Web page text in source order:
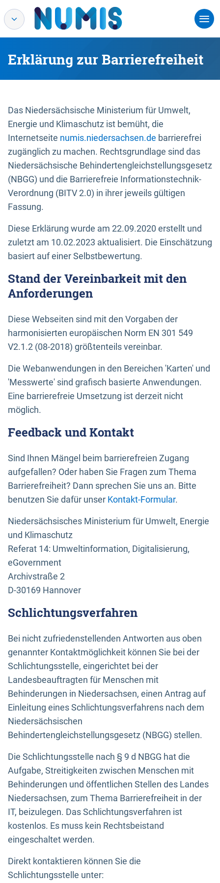
Erklärung zur Barrierefreiheit
Das Niedersächsische Ministerium für Umwelt,
Energie und Klimaschutz ist bemüht, die
Internetseite numis.niedersachsen.de barrierefrei
zugänglich zu machen. Rechtsgrundlage sind das
Niedersächsische Behindertengleichstellungsgesetz
(NBGG) und die Barrierefreie Informationstechnik-
Verordnung (BITV 2.0) in ihrer jeweils gültigen
Fassung.
Diese Erklärung wurde am 22.09.2020 erstellt und
zuletzt am 10.02.2023 aktualisiert. Die Einschätzung
basiert auf einer Selbstbewertung.
Stand der Vereinbarkeit mit den
Anforderungen
Diese Webseiten sind mit den Vorgaben der
harmonisierten europäischen Norm EN 301 549
V2.1.2 (08-2018) größtenteils vereinbar.
Die Webanwendungen in den Bereichen 'Karten' und
'Messwerte' sind grafisch basierte Anwendungen.
Eine barrierefreie Umsetzung ist derzeit nicht
möglich.
Feedback und Kontakt
Sind Ihnen Mängel beim barrierefreien Zugang
aufgefallen? Oder haben Sie Fragen zum Thema
Barrierefreiheit? Dann sprechen Sie uns an. Bitte
benutzen Sie dafür unser Kontakt-Formular.
Niedersächsisches Ministerium für Umwelt, Energie
und Klimaschutz
Referat 14: Umweltinformation, Digitalisierung,
eGovernment
Archivstraße 2
D-30169 Hannover
Schlichtungsverfahren
Bei nicht zufriedenstellenden Antworten aus oben
genannter Kontaktmöglichkeit können Sie bei der
Schlichtungsstelle, eingerichtet bei der
Landesbeauftragten für Menschen mit
Behinderungen in Niedersachsen, einen Antrag auf
Einleitung eines Schlichtungsverfahrens nach dem
Niedersächsischen
Behindertengleichstellungsgesetz (NBGG) stellen.
Die Schlichtungsstelle nach § 9 d NBGG hat die
Aufgabe, Streitigkeiten zwischen Menschen mit
Behinderungen und öffentlichen Stellen des Landes
Niedersachsen, zum Thema Barrierefreiheit in der
IT, beizulegen. Das Schlichtungsverfahren ist
kostenlos. Es muss kein Rechtsbeistand
eingeschaltet werden.
Direkt kontaktieren können Sie die
Schlichtungsstelle unter: